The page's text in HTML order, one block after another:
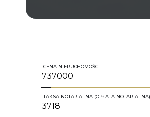
CENA NIERUCHOMOŚCI
TAKSA NOTARIALNA (OPŁATA NOTARIALNA)